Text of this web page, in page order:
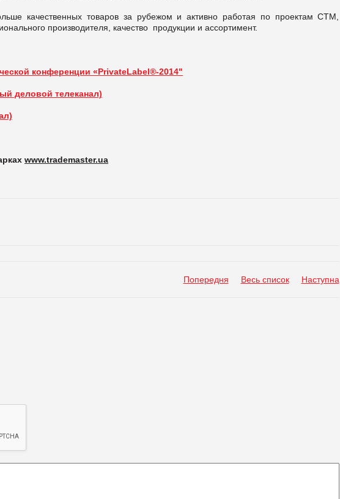
качественных товаров за рубежом и активно работая по проектам СТМ,
производителя, качество продукции и ассортимент.
конференции «PrivateLabel®-2014"
деловой телеканал)
www.trademaster.ua
Попередня Весь список Наступна